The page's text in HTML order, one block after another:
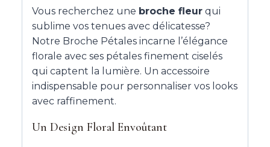
Vous recherchez une broche fleur qui
sublime vos tenues avec délicatesse?
Notre Broche Pétales incarne l’élégance
florale avec ses pétales finement ciselés
qui captent la lumière. Un accessoire
indispensable pour personnaliser vos looks
avec raffinement.
Un Design Floral Envoûtant